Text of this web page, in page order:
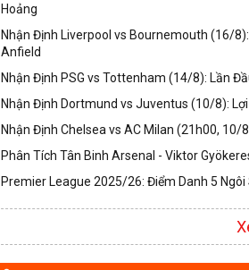
Hoảng
Nhận Định Liverpool vs Bournemouth (16/
Anfield
Nhận Định PSG vs Tottenham (14/8): Lần
Nhận Định Dortmund vs Juventus (10/8):
Nhận Định Chelsea vs AC Milan (21h00, 10/
Phân Tích Tân Binh Arsenal - Viktor
Premier League 2025/26: Điểm Danh 5